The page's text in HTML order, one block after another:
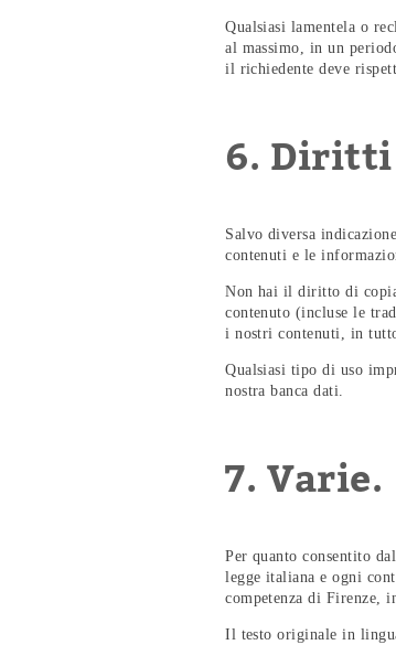
Qualsiasi lamentela o
al massimo, in un
il richiedente deve
6.
Salvo diversa
contenuti e le
Non hai il diritto di
contenuto (incluse le
i nostri contenuti, in
Qualsiasi tipo di uso
nostra banca dati.
7. Varie.
Per quanto consentito
legge italiana e ogni
competenza di Firenze,
Il testo originale in